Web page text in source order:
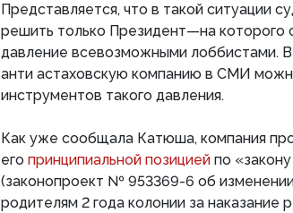
Представляется, что в такой ситуации
решить только Президент—на которого
давление всевозможными лоббистами.
анти астаховскую компанию в СМИ
инструментов такого давления.
Как уже сообщала Катюша, компания
его принципиальной позицией по
(законопроект № 953369-6 об
родителям 2 года колонии за наказание